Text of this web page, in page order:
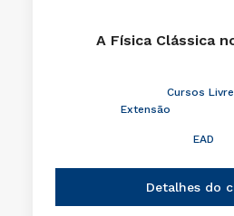
A Física Clássica
Cursos
Extensão
EAD
Detalhes do